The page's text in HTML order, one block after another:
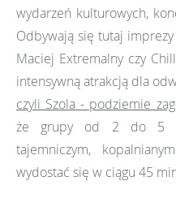
wydarzeń kulturowych,
Odbywają się tutaj
Maciej Extremalny czy
intensywną atrakcją dla
czyli Szola - podziemie
że grupy od 2 do 5
tajemniczym,
wydostać się w ciągu 45